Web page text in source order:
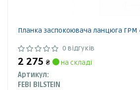
Планка заспокоювача ланцюга ГРМ
0 відгуків
2 275 ₴
на складі
Артикул:
FEBI BILSTEIN